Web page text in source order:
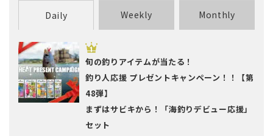
Daily Weekly Monthly
旬の釣りアイテムが当たる！
釣り人応援 プレゼントキャンペーン！！【第
48弾】
まずはサビキから！「海釣りデビュー応援」
セット